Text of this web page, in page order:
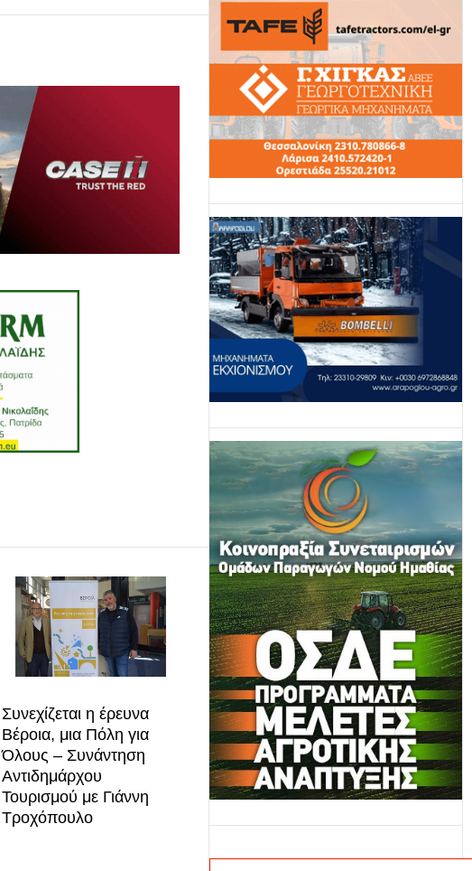
Συνεχίζεται η έρευνα
Βέροια, μια Πόλη για
Όλους – Συνάντηση
Αντιδημάρχου
Τουρισμού με Γιάννη
Τροχόπουλο